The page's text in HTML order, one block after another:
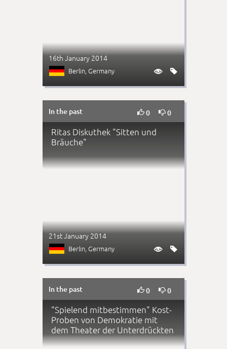
16th January 2014
Berlin, Germany  
In the past 0 0
Ritas Diskuthek "Sitten und
Bräuche"
21st January 2014
Berlin, Germany  
In the past 0 0
"Spielend mitbestimmen" Kost-
Proben von Demokratie mit
dem Theater der Unterdrückten